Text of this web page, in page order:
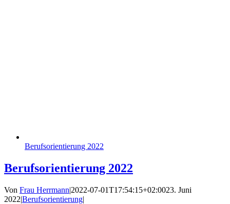
Berufsorientierung 2022
Berufsorientierung 2022
Von Frau Herrmann|2022-07-01T17:54:15+02:0023. Juni
2022|Berufsorientierung|